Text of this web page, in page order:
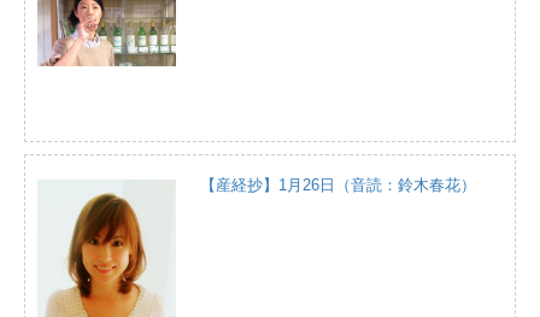
【産経抄】1月26日（音読：鈴木春花）